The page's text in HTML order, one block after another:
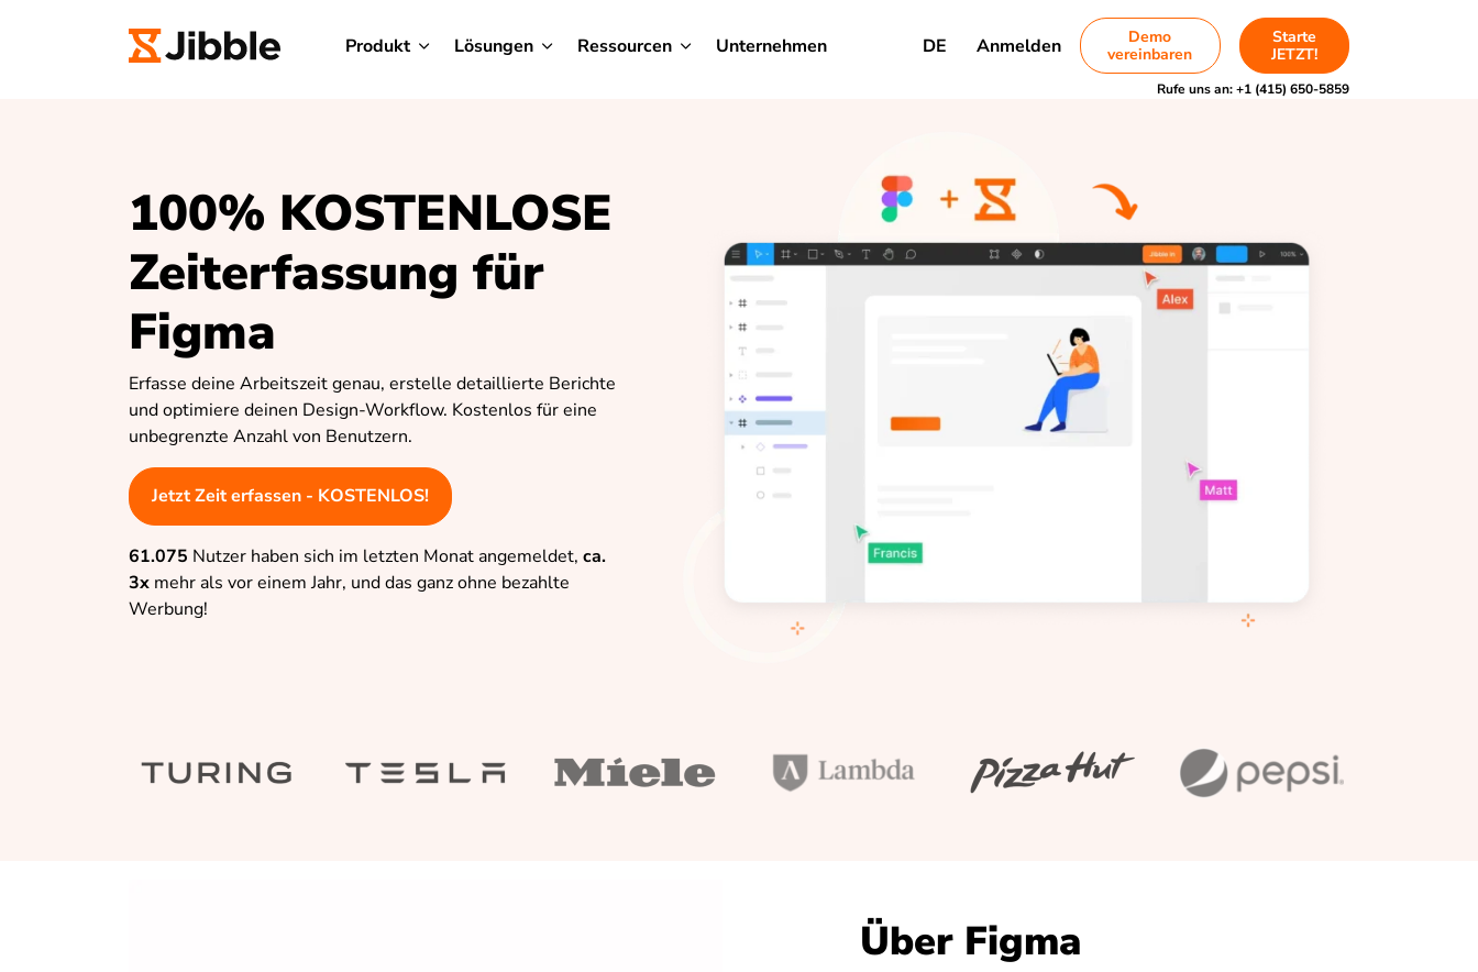
Produkt Lösungen Ressourcen Unternehmen DE Anmelden
Demo
vereinbaren
Starte
JETZT!
Rufe uns an:+1 (415) 650-5859
100% KOSTENLOSE
Zeiterfassung für
Figma
Erfasse deine Arbeitszeit genau, erstelle detaillierte Berichte
und optimiere deinen Design-Workflow. Kostenlos für eine
unbegrenzte Anzahl von Benutzern.
Jetzt Zeit erfassen - KOSTENLOS!
61.075 Nutzer haben sich im letzten Monat angemeldet, ca.
3x mehr als vor einem Jahr, und das ganz ohne bezahlte
Werbung!
Über Figma